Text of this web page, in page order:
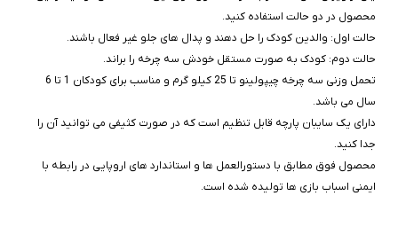
محصول در دو حالت استفاده کنید.
حالت اول: والدین کودک را حل دهند و پدال های جلو غیر فعال باشند.
حالت دوم: کودک به صورت مستقل خودش سه چرخه را براند.
تحمل وزنی سه چرخه چیپولینو تا 25 کیلو گرم و مناسب برای کودکان 1 تا 6
سال می باشد.
دارای یک سایبان پارچه قابل تنظیم است که در صورت کثیفی می توانید آن را
جدا کنید.
محصول فوق مطابق با دستورالعمل ها و استاندارد های اروپایی در رابطه با
ایمنی اسباب بازی ها تولیده شده است.